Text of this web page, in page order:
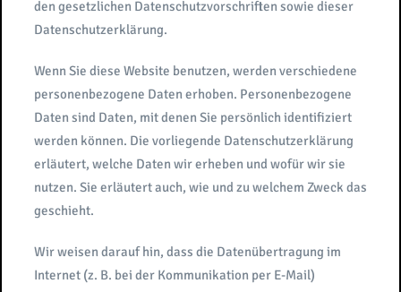
den gesetzlichen Datenschutzvorschriften sowie dieser
Datenschutzerklärung.
Wenn Sie diese Website benutzen, werden verschiedene
personenbezogene Daten erhoben. Personenbezogene
Daten sind Daten, mit denen Sie persönlich identifiziert
werden können. Die vorliegende Datenschutzerklärung
erläutert, welche Daten wir erheben und wofür wir sie
nutzen. Sie erläutert auch, wie und zu welchem Zweck das
geschieht.
Wir weisen darauf hin, dass die Datenübertragung im
Internet (z. B. bei der Kommunikation per E-Mail)